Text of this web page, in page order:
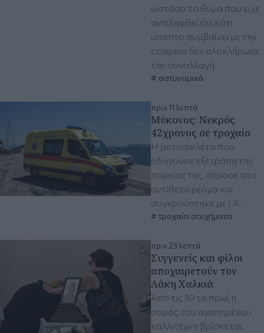
ωστόσο το θύμα που είχε
αντιληφθεί ότι κάτι
ύποπτο συμβαίνει με την
εταιρεία δεν ολοκλήρωσε
την συναλλαγή
αστυνομικά
πριν 11 λεπτά
Μύκονος: Νεκρός
42χρονος σε τροχαίο
Η μοτοσικλέτα που
οδηγούσε εξετράπη της
πορείας της, πέρασε στο
αντίθετο ρεύμα και
συγκρούστηκε με Ι.Χ.
τροχαία ατυχήματα
πριν 23 λεπτά
Συγγενείς και φίλοι
αποχαιρετούν τον
Λάκη Χαλκιά
Από τις 10 το πρωί η
σορός του αγαπημένου
καλλιτέχνη βρίσκεται